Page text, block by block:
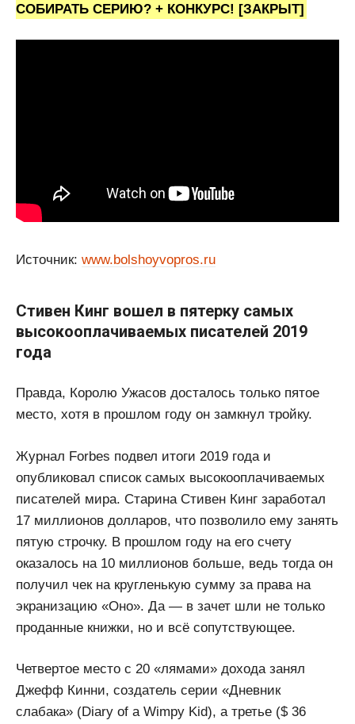
СОБИРАТЬ СЕРИЮ? + КОНКУРС! [ЗАКРЫТ]
Источник: www.bolshoyvopros.ru
Стивен Кинг вошел в пятерку самых
высокооплачиваемых писателей 2019
года
Правда, Королю Ужасов досталось только пятое
место, хотя в прошлом году он замкнул тройку.
Журнал Forbes подвел итоги 2019 года и
опубликовал список самых высокооплачиваемых
писателей мира. Старина Стивен Кинг заработал
17 миллионов долларов, что позволило ему занять
пятую строчку. В прошлом году на его счету
оказалось на 10 миллионов больше, ведь тогда он
получил чек на кругленькую сумму за права на
экранизацию «Оно». Да — в зачет шли не только
проданные книжки, но и всё сопутствующее.
Четвертое место с 20 «лямами» дохода занял
Джефф Кинни, создатель серии «Дневник
слабака» (Diary of a Wimpy Kid), а третье ($ 36